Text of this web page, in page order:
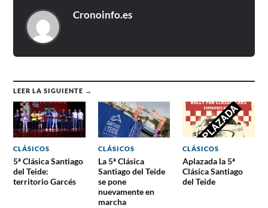
Cronoinfo.es
LEER LA SIGUIENTE →
CLÁSICOS
5ª Clásica Santiago
del Teide:
territorio Garcés
CLÁSICOS
La 5ª Clásica
Santiago del Teide
se pone
nuevamente en
marcha
CLÁSICOS
Aplazada la 5ª
Clásica Santiago
del Teide